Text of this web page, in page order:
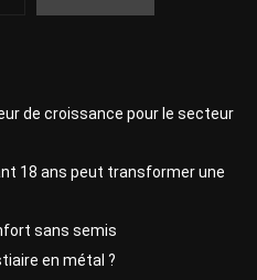
de croissance pour le secteur
18 ans peut transformer une
sans semis
en métal ?